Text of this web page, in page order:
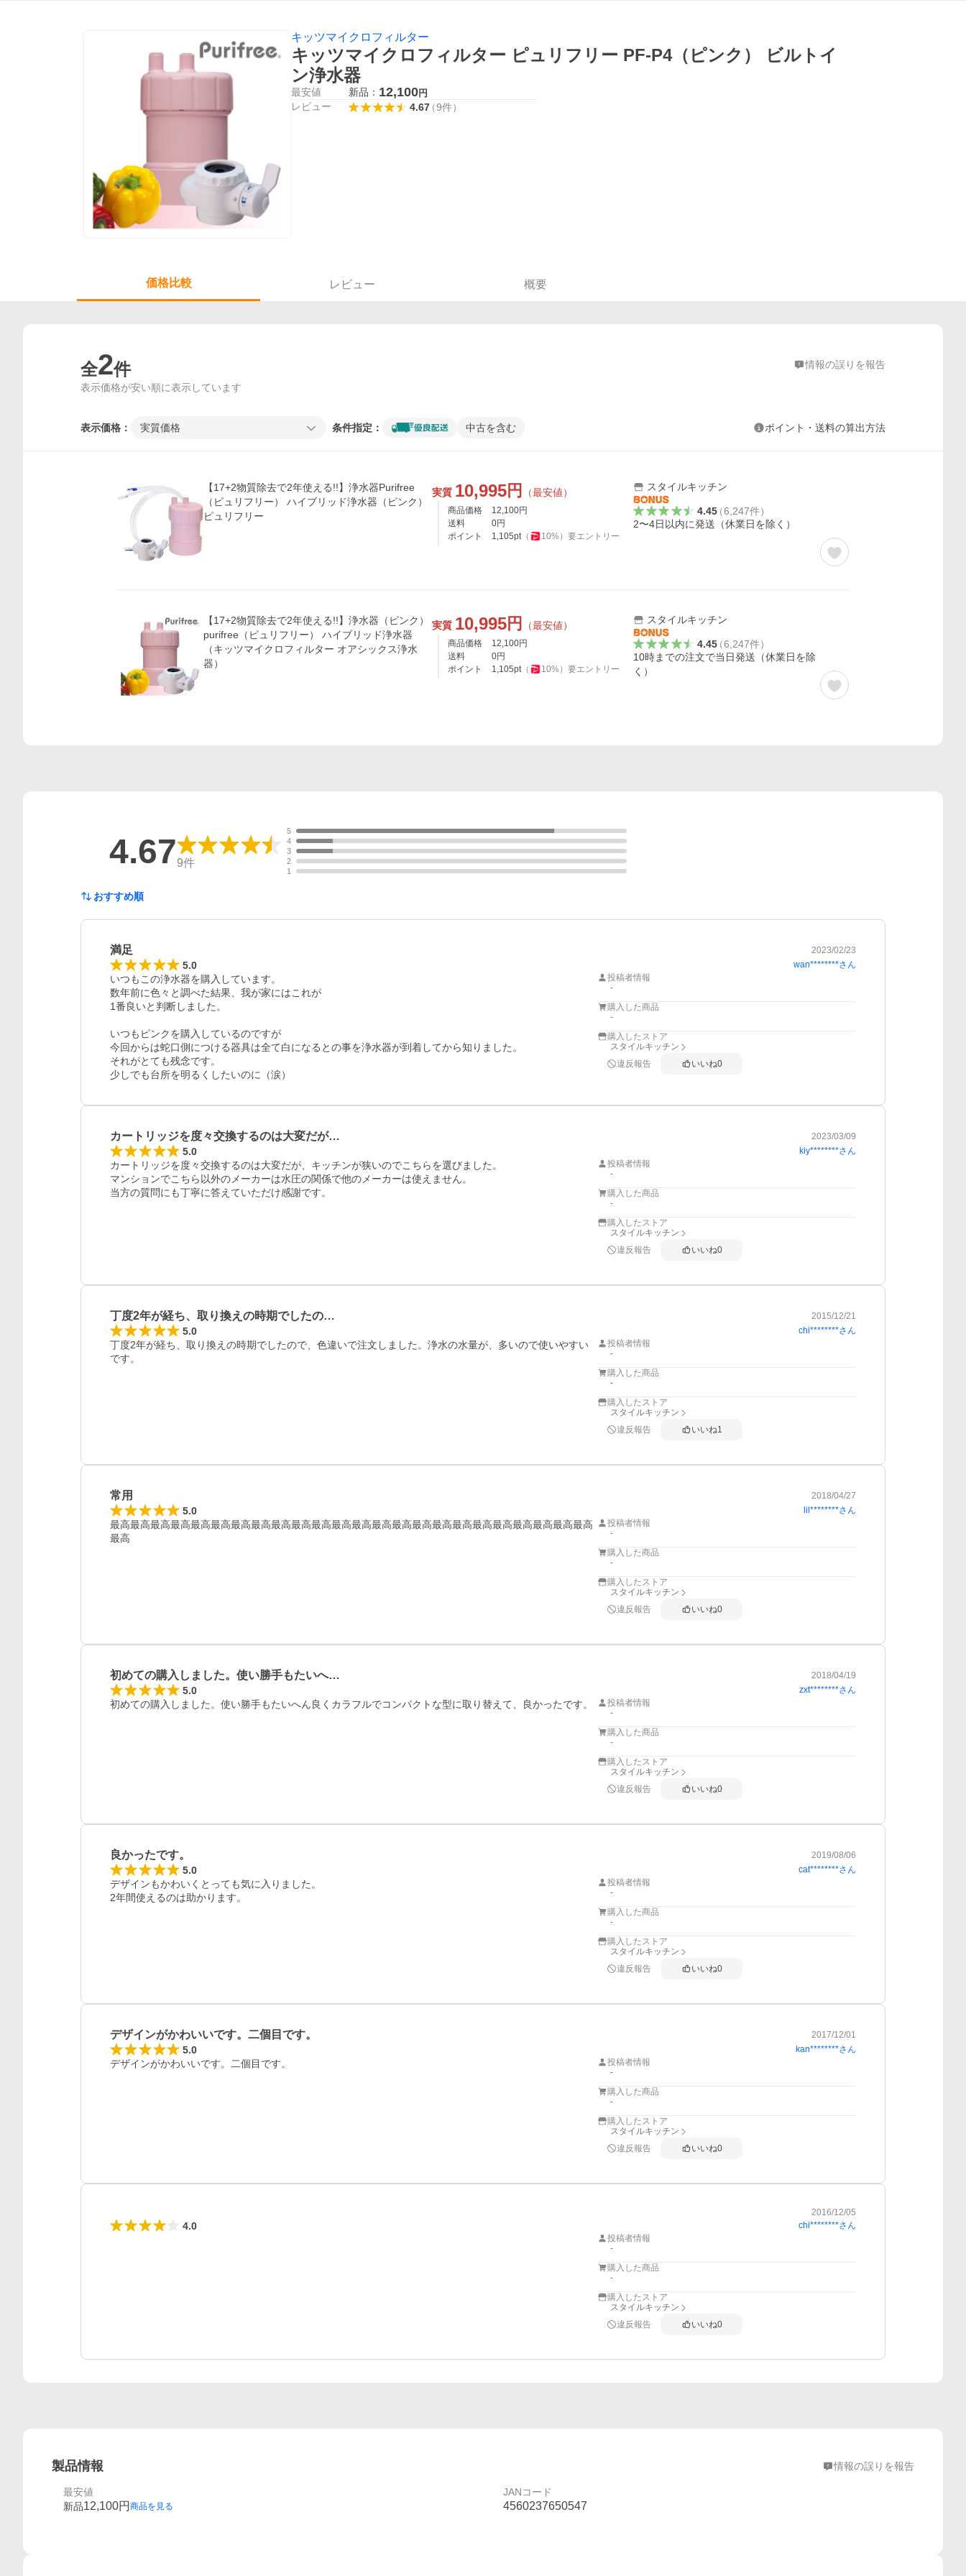
キッツマイクロフィルター
キッツマイクロフィルター ピュリフリー PF-P4（ピンク） ビルトイ
ン浄水器
最安値 新品： 12,100円
レビュー 4.67（9件）
価格比較 レビュー 概要
全2件 情報の誤りを報告
表示価格が安い順に表示しています
表示価格： 実質価格 条件指定： 中古を含む ポイント・送料の算出方法
【17+2物質除去で2年使える!!】浄水器Purifree
（ピュリフリー） ハイブリッド浄水器（ピンク）
ピュリフリー
実質 10,995円 （最安値）
商品価格 12,100円
送料
0円
ポイント
1,105pt（ 10%） 要エントリー
スタイルキッチン
4.45（6,247件）
2〜4日以内に発送（休業日を除く）
【17+2物質除去で2年使える!!】浄水器（ピンク）
purifree（ピュリフリー） ハイブリッド浄水器
（キッツマイクロフィルター オアシックス浄水
器）
実質 10,995円 （最安値）
商品価格 12,100円
送料
0円
ポイント
1,105pt（ 10%） 要エントリー
スタイルキッチン
4.45（6,247件）
10時までの注文で当日発送（休業日を除
く）
4.679件
5
4
3
2
1
おすすめ順
満足 2023/02/23
5.0 wan********さん
いつもこの浄水器を購入しています。
数年前に色々と調べた結果、我が家にはこれが
1番良いと判断しました。
いつもピンクを購入しているのですが
今回からは蛇口側につける器具は全て白になるとの事を浄水器が到着してから知りました。
それがとても残念です。
投稿者情報
-
購入した商品
-
購入したストア
スタイルキッチン
違反報告
いいね0
カートリッジを度々交換するのは大変だが… 2023/03/09
5.0 kiy********さん
カートリッジを度々交換するのは大変だが、キッチンが狭いのでこちらを選びました。
マンションでこちら以外のメーカーは水圧の関係で他のメーカーは使えません。
当方の質問にも丁寧に答えていただけ感謝です。
投稿者情報
-
購入した商品
-
購入したストア
スタイルキッチン
違反報告
いいね0
丁度2年が経ち、取り換えの時期でしたの… 2015/12/21
5.0 chi********さん
丁度2年が経ち、取り換えの時期でしたので、色違いで注文しました。浄水の水量が、多いので使いやすい
です。
投稿者情報
-
購入した商品
-
購入したストア
スタイルキッチン
違反報告
いいね1
常用 2018/04/27
5.0 lil********さん
最高最高最高最高最高最高最高最高最高最高最高最高最高最高最高最高最高最高最高最高最高最高最高最高
最高
投稿者情報
-
購入した商品
-
購入したストア
スタイルキッチン
違反報告
いいね0
初めての購入しました。使い勝手もたいへ… 2018/04/19
5.0 zxt********さん
初めての購入しました。使い勝手もたいへん良くカラフルでコンパクトな型に取り替えて、良かったです。
投稿者情報
-
購入した商品
-
購入したストア
スタイルキッチン
違反報告
いいね0
良かったです。 2019/08/06
5.0 cat********さん
デザインもかわいくとっても気に入りました。
2年間使えるのは助かります。
投稿者情報
-
購入した商品
-
購入したストア
スタイルキッチン
違反報告
いいね0
デザインがかわいいです。二個目です。 2017/12/01
5.0 kan********さん
デザインがかわいいです。二個目です。
投稿者情報
-
購入した商品
-
購入したストア
スタイルキッチン
違反報告
いいね0
2016/12/05
4.0 chi********さん
投稿者情報
-
購入した商品
-
購入したストア
スタイルキッチン
違反報告
いいね0
製品情報 情報の誤りを報告
最安値
新品12,100円 商品を見る
JANコード
4560237650547